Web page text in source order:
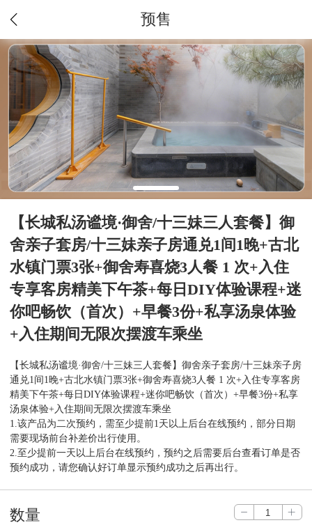
预售
【长城私汤谧境·御舍/十三妹三人套餐】御
舍亲子套房/十三妹亲子房通兑1间1晚+古北
水镇门票3张+御舍寿喜烧3人餐 1 次+入住
专享客房精美下午茶+每日DIY体验课程+迷
你吧畅饮（首次）+早餐3份+私享汤泉体验
+入住期间无限次摆渡车乘坐
【长城私汤谧境·御舍/十三妹三人套餐】御舍亲子套房/十三妹亲子房
通兑1间1晚+古北水镇门票3张+御舍寿喜烧3人餐 1 次+入住专享客房
精美下午茶+每日DIY体验课程+迷你吧畅饮（首次）+早餐3份+私享
汤泉体验+入住期间无限次摆渡车乘坐
1.该产品为二次预约，需至少提前1天以上后台在线预约，部分日期
需要现场前台补差价出行使用。
2.至少提前一天以上后台在线预约，预约之后需要后台查看订单是否
预约成功，请您确认好订单显示预约成功之后再出行。
数量